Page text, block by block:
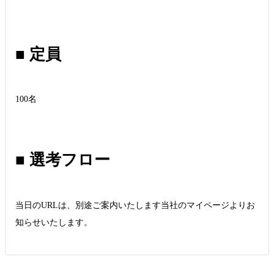
■ 定員
100名
■ 選考フロー
当日のURLは、別途ご案内いたします当社のマイページよりお
知らせいたします。